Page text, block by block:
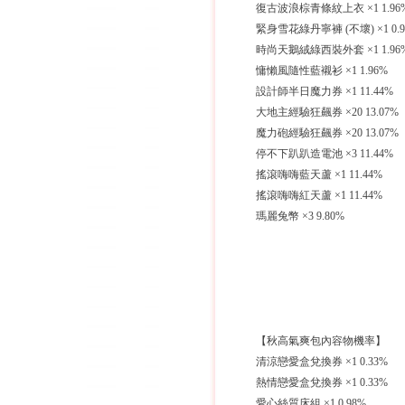
復古波浪棕青條紋上衣 ×1
緊身雪花綠丹寧褲 (不壞) ×1
時尚天鵝絨綠西裝外套 ×1
慵懶風隨性藍襯衫 ×1 1.96%
設計師半日魔力券 ×1 11.44%
大地主經驗狂飆券 ×20 13.07%
魔力砲經驗狂飆券 ×20 13.07%
停不下趴趴造電池 ×3 11.44%
搖滾嗨嗨藍天蘆 ×1 11.44%
搖滾嗨嗨紅天蘆 ×1 11.44%
瑪麗兔幣 ×3 9.80%
【秋高氣爽包內容物機率】
清涼戀愛盒兌換券 ×1 0.33%
熱情戀愛盒兌換券 ×1 0.33%